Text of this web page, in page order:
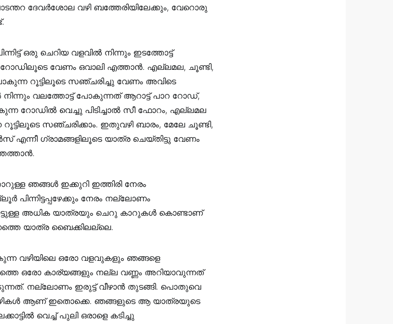
ദേവർശോല വഴി ബത്തേരിയിലേക്കും, വേറൊരു
ഒരു ചെറിയ വളവിൽ നിന്നും ഇടത്തോട്ട്
റോഡിലൂടെ വേണം ഒവാലി എത്താൻ. എല്ലമല, ചൂണ്ടി,
റൂട്ടിലൂടെ സഞ്ചരിച്ചു വേണം അവിടെ
വലത്തോട്ട് പോകുന്നത് ആറാട്ട് പാറ റോഡ്‌,
റോഡിൽ വെച്ചു പിടിച്ചാൽ സീ ഫോറം, എല്ലമല
സഞ്ചരിക്കാം. ഇതുവഴി ബാരം, മേലേ ചൂണ്ടി,
എന്നീ ഗ്രാമങ്ങളിലൂടെ യാത്ര ചെയ്തിട്ടു വേണം
ഞങ്ങൾ ഇക്കുറി ഇത്തിരി നേരം
പിന്നിട്ടപ്പഴേക്കും നേരം നല്ലോണം
അധിക യാത്രയും ചെറു കാറുകൾ കൊണ്ടാണ്
യാത്ര ബൈക്കിലല്ലെ.
വഴിയിലെ ഒരോ വളവുകളും ഞങ്ങളെ
ഒരോ കാര്യങ്ങളും നല്ല വണ്ണം അറിയാവുന്നത്
നല്ലോണം ഇരുട്ട് വീഴാൻ തുടങ്ങി. പൊതുവെ
ആണ് ഇതൊക്കെ. ഞങ്ങളുടെ ആ യാത്രയുടെ
വെച്ച് പുലി ഒരാളെ കടിച്ചു